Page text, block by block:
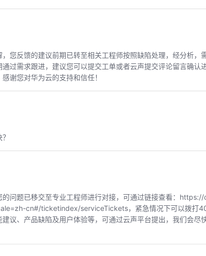
您反馈的建议前期已转至相关工程师按照缺陷处理，经分析，
过需求跟进，建议您可以提交工单或者云声提交评论留言确认
谢您对华为云的支持和信任！
的问题已移交至专业工程师进行对接，可通过链接查看：
cn#/ticketindex/serviceTickets，紧急情况下可以拨打
议、产品缺陷及用户体验等，可通过云声平台提出，我们会尽